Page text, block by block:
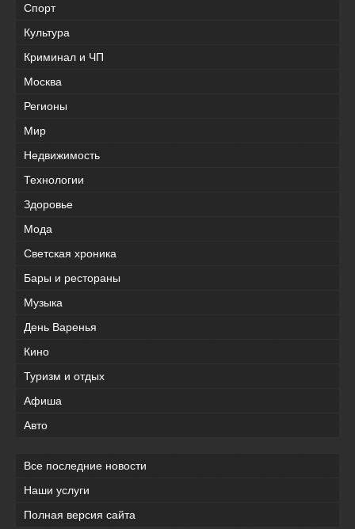
Спорт
Культура
Криминал и ЧП
Москва
Регионы
Мир
Недвижимость
Технологии
Здоровье
Мода
Светская хроника
Бары и рестораны
Музыка
День Варенья
Кино
Туризм и отдых
Афиша
Авто
Все последние новости
Наши услуги
Полная версия сайта